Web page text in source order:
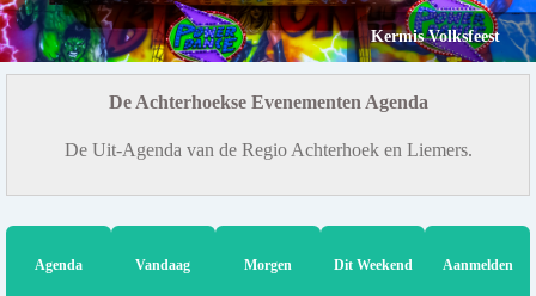
Kermis Volksfeest
De Achterhoekse Evenementen Agenda
De Uit-Agenda van de Regio Achterhoek en Liemers.
Agenda Vandaag Morgen Dit Weekend Aanmelden